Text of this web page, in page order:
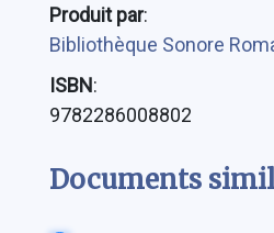
Produit par:
Bibliothèque Sonore
ISBN:
9782286008802
Documents